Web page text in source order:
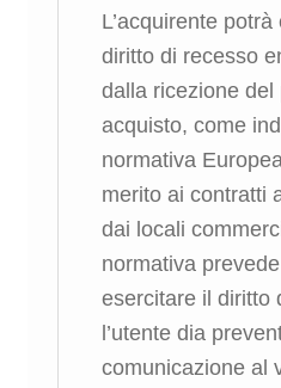
L’acquirente
diritto di recesso
dalla ricezione del
acquisto, come
normativa
merito ai contratti
dai locali
normativa
esercitare il diritto
l’utente dia
comunicazione al